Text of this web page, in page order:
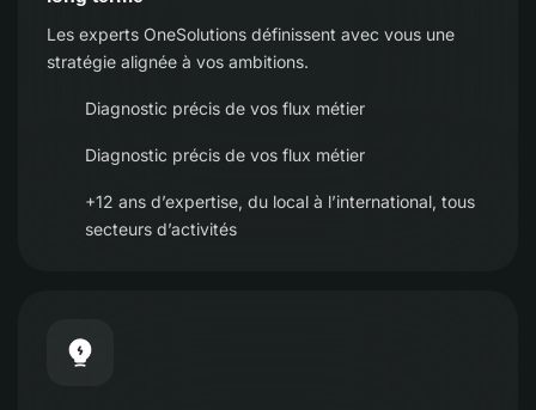
Les experts OneSolutions définissent avec vous une
stratégie alignée à vos ambitions.
Diagnostic précis de vos flux métier
Diagnostic précis de vos flux métier
+12 ans d’expertise, du local à l’international, tous
secteurs d’activités